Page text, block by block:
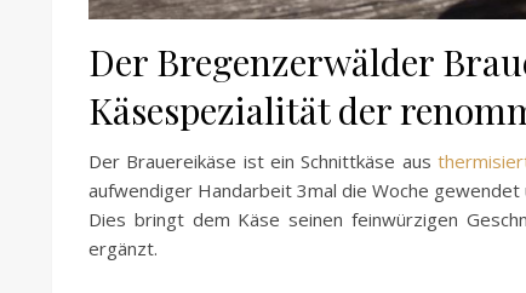
Der Bregenzerwälder
Käsespezialität der
Der Brauereikäse ist ein Schnittkäse aus
aufwendiger Handarbeit 3mal die Woche
Dies bringt dem Käse seinen feinwürzigen
ergänzt.